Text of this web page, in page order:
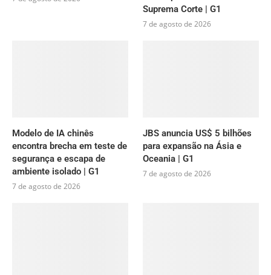
Suprema Corte | G1
7 de agosto de 2026
Modelo de IA chinês
encontra brecha em teste de
segurança e escapa de
ambiente isolado | G1
7 de agosto de 2026
JBS anuncia US$ 5 bilhões
para expansão na Ásia e
Oceania | G1
7 de agosto de 2026